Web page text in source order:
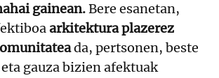
gainean.Bere esanetan,
arkitektura plazerez
da, pertsonen, beste
gauza bizien afektuak